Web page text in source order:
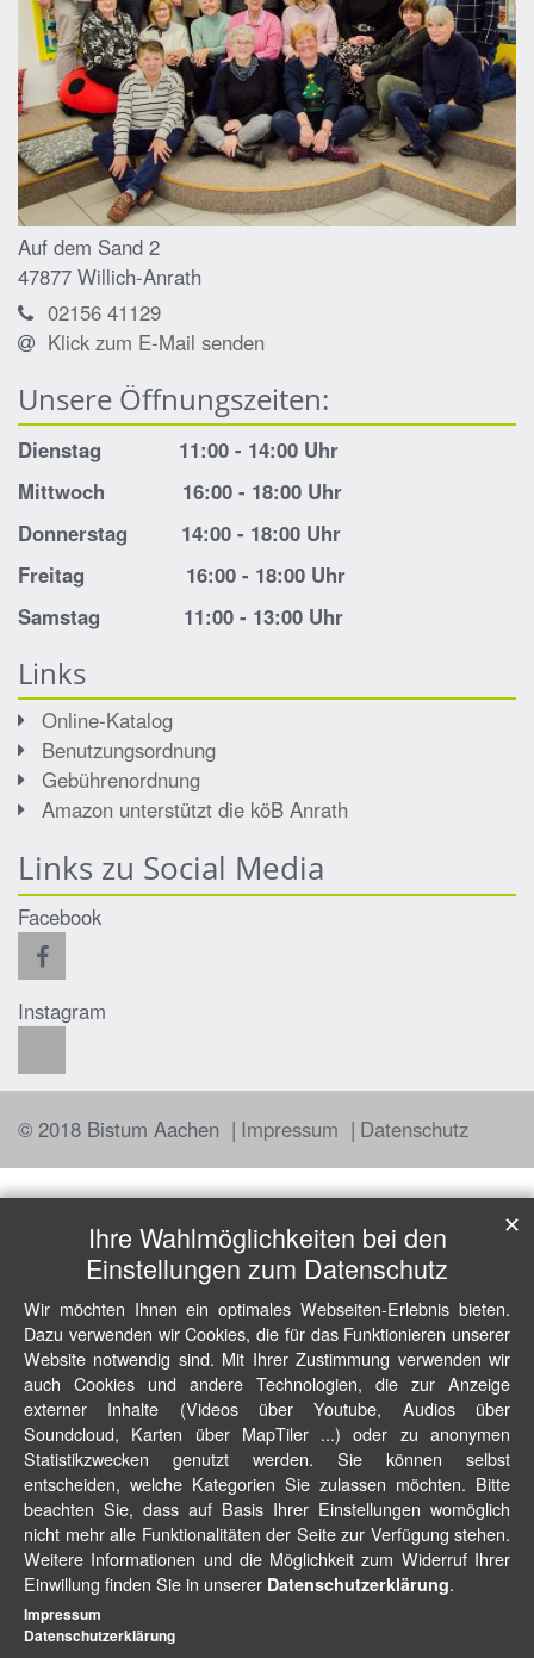
Auf dem Sand 2
47877 Willich-Anrath
02156 41129
Klick zum E-Mail senden
Unsere Öffnungszeiten:
Dienstag 11:00 - 14:00 Uhr
Mittwoch 16:00 - 18:00 Uhr
Donnerstag 14:00 - 18:00 Uhr
Freitag 16:00 - 18:00 Uhr
Samstag 11:00 - 13:00 Uhr
Links
Online-Katalog
Benutzungsordnung
Gebührenordnung
Amazon unterstützt die köB Anrath
Links zu Social Media
Facebook
Instagram
© 2018 Bistum Aachen Impressum Datenschutz
Ihre Wahlmöglichkeiten bei den
Einstellungen zum Datenschutz
Wir möchten Ihnen ein optimales Webseiten-Erlebnis bieten.
Dazu verwenden wir Cookies, die für das Funktionieren unserer
Website notwendig sind. Mit Ihrer Zustimmung verwenden wir
auch Cookies und andere Technologien, die zur Anzeige
externer Inhalte (Videos über Youtube, Audios über
Soundcloud, Karten über MapTiler ...) oder zu anonymen
Statistikzwecken genutzt werden. Sie können selbst
entscheiden, welche Kategorien Sie zulassen möchten. Bitte
beachten Sie, dass auf Basis Ihrer Einstellungen womöglich
nicht mehr alle Funktionalitäten der Seite zur Verfügung stehen.
Weitere Informationen und die Möglichkeit zum Widerruf Ihrer
Einwillung finden Sie in unserer Datenschutzerklärung.
✕
Impressum
Datenschutzerklärung